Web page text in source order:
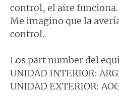
control, el aire funciona.
Me imagino que la
control.
Los part number del
UNIDAD INTERIOR:
UNIDAD EXTERIOR: